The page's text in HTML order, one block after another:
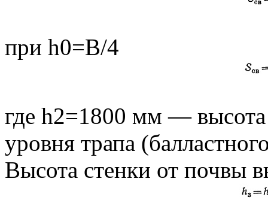
при h0=В/4
где h2=1800 мм — высота
уровня трапа
Высота стенки от почвы